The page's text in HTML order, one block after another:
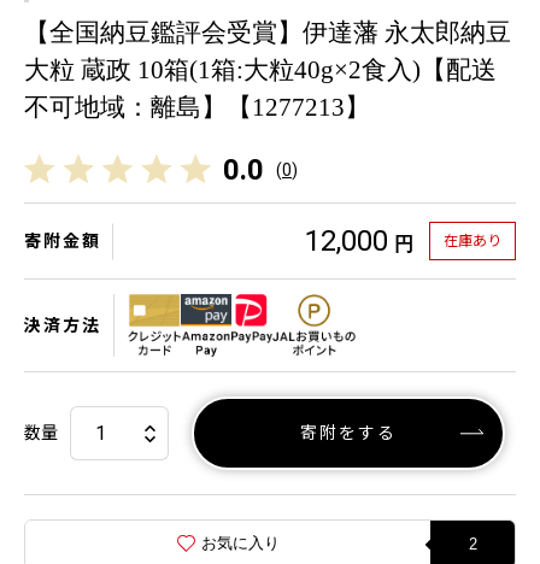
【全国納豆鑑評会受賞】伊達藩 永太郎納豆
大粒 蔵政 10箱(1箱:大粒40g×2食入)【配送
不可地域：離島】【1277213】
0.0 (0)
寄附金額 12,000 円 在庫あり
決済方法
数量 寄附をする
お気に入り 2